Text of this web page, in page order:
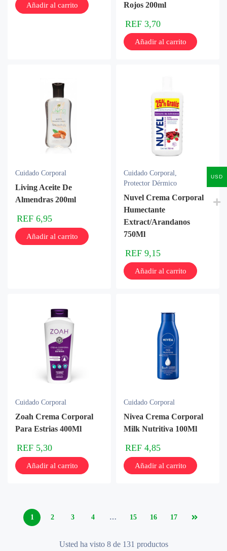
Añadir al carrito
Rojos 200ml
REF 3,70
Añadir al carrito
Cuidado Corporal
Living Aceite De
Almendras 200ml
REF 6,95
Añadir al carrito
Cuidado Corporal,
Protector Dérmico
Nuvel Crema Corporal
Humectante
Extract/Arandanos
750Ml
REF 9,15
Añadir al carrito
Cuidado Corporal
Zoah Crema Corporal
Para Estrias 400Ml
REF 5,30
Añadir al carrito
Cuidado Corporal
Nivea Crema Corporal
Milk Nutritiva 100Ml
REF 4,85
Añadir al carrito
1 2 3 4 … 15 16 17
Usted ha visto 8 de 131 productos
USD